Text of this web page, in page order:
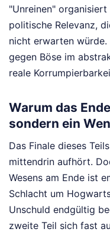
"Unreinen"
politische Relevanz,
nicht erwarten
gegen Böse im
reale
Warum das
sondern ein
Das Finale dieses
mittendrin aufhört.
Wesens am Ende ist
Schlacht um
Unschuld endgültig
zweite Teil sich fast